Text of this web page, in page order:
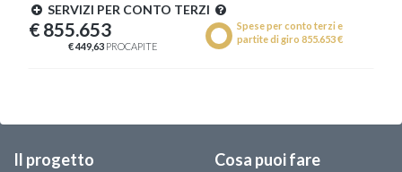
SERVIZI PER CONTO TERZI
€ 855.653
€ 449,63 PROCAPITE
Spese per conto terzi e
partite di giro 855.653 €
Il progetto Cosa puoi fare